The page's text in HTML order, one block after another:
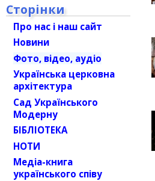
Сторінки
Про нас і наш сайт
Новини
Фото, відео, аудіо
Українська церковна
архітектура
Сад Українського
Модерну
БІБЛІОТЕКА
НОТИ
Медіа-книга
українського співу